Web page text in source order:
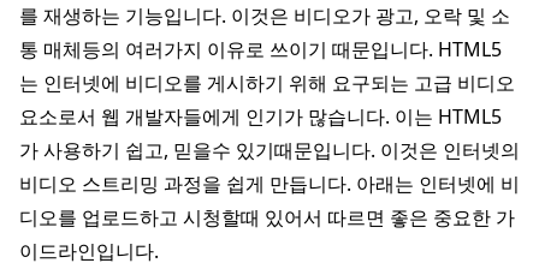
를 재생하는 기능입니다. 이것은 비디오가 광고, 오락 및 소
통 매체등의 여러가지 이유로 쓰이기 때문입니다. HTML5
는 인터넷에 비디오를 게시하기 위해 요구되는 고급 비디오
요소로서 웹 개발자들에게 인기가 많습니다. 이는 HTML5
가 사용하기 쉽고, 믿을수 있기때문입니다. 이것은 인터넷의
비디오 스트리밍 과정을 쉽게 만듭니다. 아래는 인터넷에 비
디오를 업로드하고 시청할때 있어서 따르면 좋은 중요한 가
이드라인입니다.